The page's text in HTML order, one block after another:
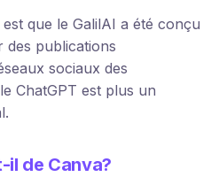
que le GalilAI a été conçu
des publications
sociaux des
ChatGPT est plus un
il de Canva?